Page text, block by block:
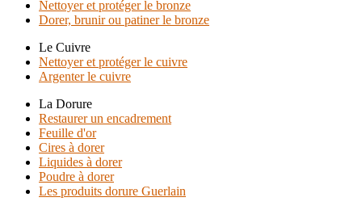
Nettoyer et protéger le bronze
Dorer, brunir ou patiner le bronze
Le Cuivre
Nettoyer et protéger le cuivre
Argenter le cuivre
La Dorure
Restaurer un encadrement
Feuille d'or
Cires à dorer
Liquides à dorer
Poudre à dorer
Les produits dorure Guerlain